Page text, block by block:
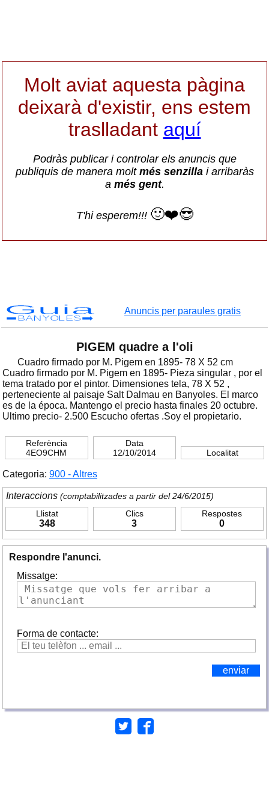
Molt aviat aquesta pàgina
deixarà d'existir, ens estem
traslladant aquí
Podràs publicar i controlar els anuncis que
publiquis de manera molt més senzillai arribaràs
a més gent.
T'hi esperem!!! 🙂❤️😎
Guia
BANYOLES
Anuncis per paraules gratis
PIGEM quadre a l'oli
Cuadro firmado por M. Pigem en 1895- 78 X 52 cm
Cuadro firmado por M. Pigem en 1895- Pieza singular , por el
tema tratado por el pintor. Dimensiones tela, 78 X 52 ,
perteneciente al paisaje Salt Dalmau en Banyoles. El marco
es de la época. Mantengo el precio hasta finales 20 octubre.
Ultimo precio- 2.500 Escucho ofertas .Soy el propietario.
Referència
4EO9CHM
Data
12/10/2014
Localitat
Categoria: 900 - Altres
Interaccions (comptabilitzades a partir del 24/6/2015)
Llistat
348
Clics
3
Respostes
0
Respondre l'anunci.
Missatge:
Forma de contacte: